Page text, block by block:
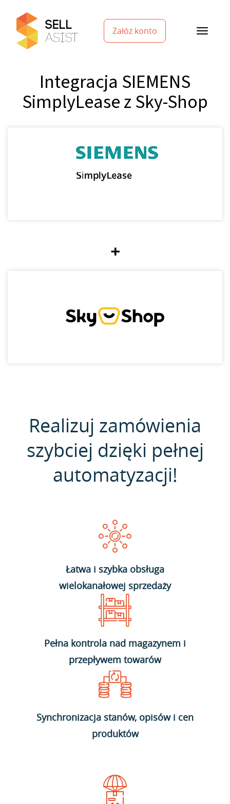
Załóż konto
Integracja SIEMENS
SimplyLease z Sky-Shop
+
Realizuj zamówienia
szybciej dzięki pełnej
automatyzacji!
Łatwa i szybka obsługa
wielokanałowej sprzedaży
Pełna kontrola nad magazynem i
przepływem towarów
Synchronizacja stanów, opisów i cen
produktów